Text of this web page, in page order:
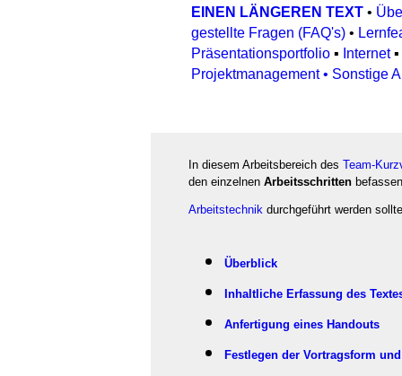
EINEN LÄNGEREN TEXT •
gestellte Fragen (FAQ's) •
Präsentationsportfolio ▪ Internet▪
Projektmanagement • Sonstige
In diesem Arbeitsbereich des Team-
den einzelnen Arbeitsschritten
Arbeitstechnik durchgeführt werden
Überblick
Inhaltliche Erfassung des
Anfertigung eines Handouts
Festlegen der Vortragsform